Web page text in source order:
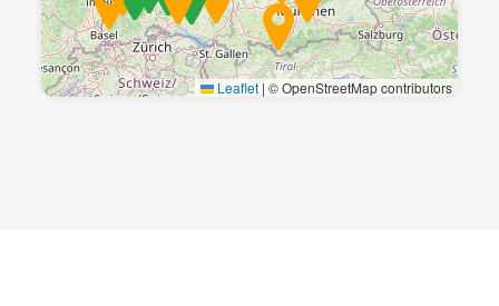
Leaflet | © OpenStreetMap contributors